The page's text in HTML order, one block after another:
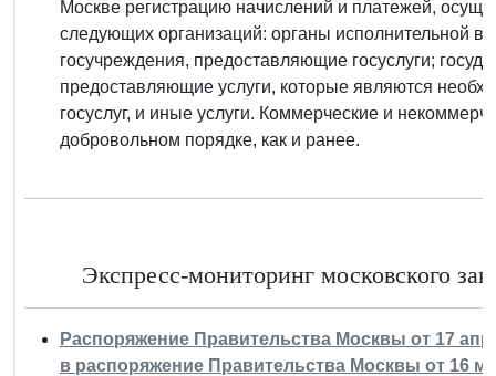
Москве регистрацию начислений и платежей,
следующих организаций: органы исполнительной
госучреждения, предоставляющие госуслуги;
предоставляющие услуги, которые являются
госуслуг, и иные услуги. Коммерческие и
добровольном порядке, как и ранее.
Экспресс-мониторинг московского
Распоряжение Правительства Москвы от 17
в распоряжение Правительства Москвы от 16